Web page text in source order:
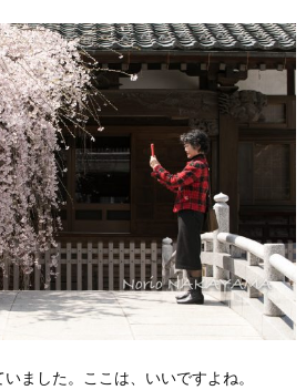
ました。ここは、いいですよね。